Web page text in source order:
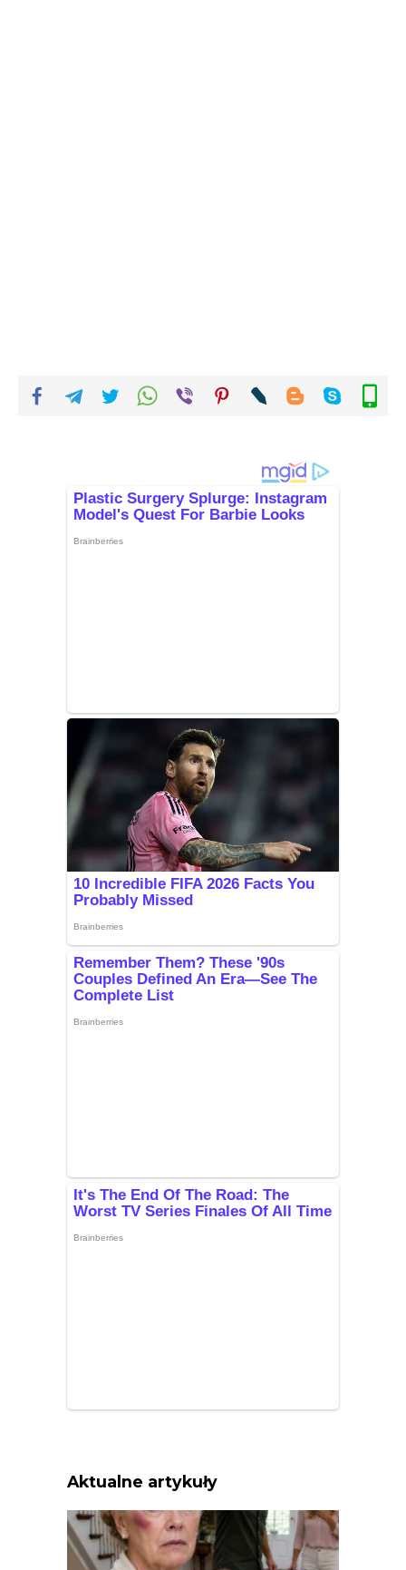
Aktualne artykuły